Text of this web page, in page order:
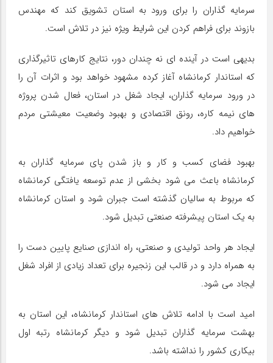
سرمایه گذاران را برای ورود به استان تشویق کند که مهندس
بازوند برای فراهم کردن این شرایط ویژه نیز در تلاش است.
بدیهی است در آینده ای نه چندان دور، نتایج کارهای تاثیرگذاری
که استاندار کرمانشاه آغاز کرده مشهود خواهد بود و اثرات آن را
در ورود سرمایه گذاران، ایجاد شغل در استان، فعال شدن پروژه
های نیمه کاره، رونق اقتصادی و بهبود وضعیت معیشتی مردم
خواهیم داد.
بهبود فضای کسب و کار و باز شدن پای سرمایه گذاران به
کرمانشاه باعث می شود بخشی از عدم توسعه یافتگی کرمانشاه
که مربوط به سالیان گذشته است جبران شود و استان کرمانشاه
به یک استان پیشرفته صنعتی تبدیل شود.
ایجاد هر واحد تولیدی و صنعتی، راه اندازی صنایع پایین دست را
به همراه دارد و در قالب این زنجیره برای تعداد زیادی از افراد شغل
ایجاد می شود.
امید است با ادامه تلاش های استاندار کرمانشاه، این استان به
بهشت سرمایه گذاران تبدیل شود و دیگر کرمانشاه رتبه اول
بیکاری کشور را نداشته باشد.